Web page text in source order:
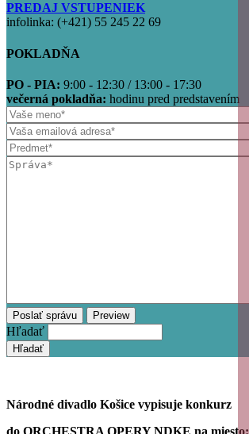
PREDAJ VSTUPENIEK
infolinka: (+421) 55 245 22 69
POKLADŇA
PO - PIA: 9:00 - 12:30 / 13:00 - 17:30
večerná pokladňa: hodinu pred predstavením
Hľadať
Národné divadlo Košice vypisuje konkurz
do ORCHESTRA OPERY NDKE na miesto: